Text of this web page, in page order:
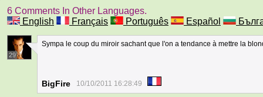
6 Comments In Other Languages.
English
Français Português Español
29
Sympa le coup du miroir sachant que l'on a tendance à mettre la
BigFire 10/10/2011 16:28:49